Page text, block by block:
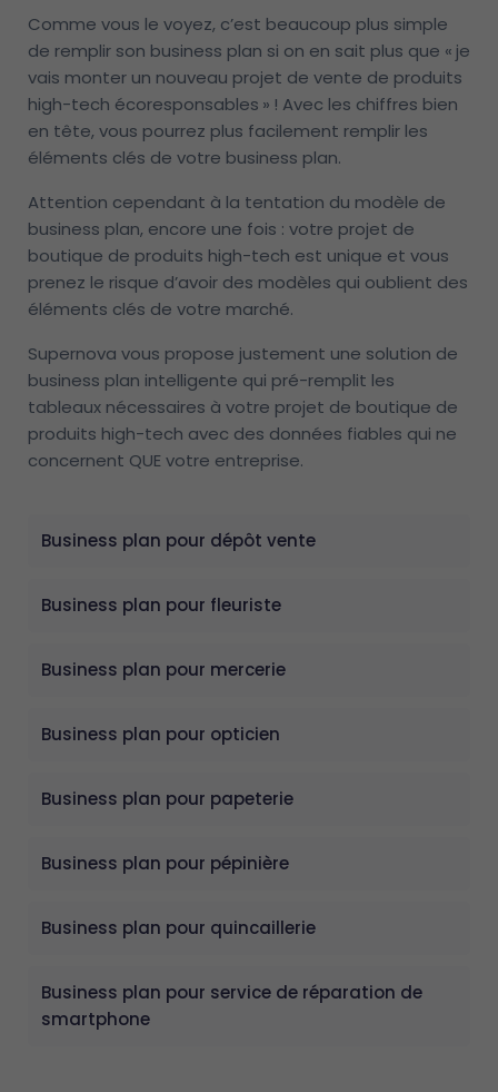
Comme vous le voyez, c’est beaucoup plus simple
de remplir son business plan si on en sait plus que « je
vais monter un nouveau projet de vente de produits
high-tech écoresponsables » ! Avec les chiffres bien
en tête, vous pourrez plus facilement remplir les
éléments clés de votre business plan.
Attention cependant à la tentation du modèle de
business plan, encore une fois : votre projet de
boutique de produits high-tech est unique et vous
prenez le risque d’avoir des modèles qui oublient des
éléments clés de votre marché.
Supernova vous propose justement une solution de
business plan intelligente qui pré-remplit les
tableaux nécessaires à votre projet de boutique de
produits high-tech avec des données fiables qui ne
concernent QUE votre entreprise.
Business plan pour dépôt vente
Business plan pour fleuriste
Business plan pour mercerie
Business plan pour opticien
Business plan pour papeterie
Business plan pour pépinière
Business plan pour quincaillerie
Business plan pour service de réparation de
smartphone